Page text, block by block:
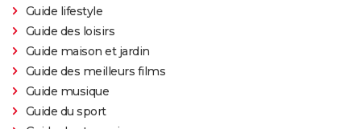
Guide lifestyle
Guide des loisirs
Guide maison et jardin
Guide des meilleurs films
Guide musique
Guide du sport